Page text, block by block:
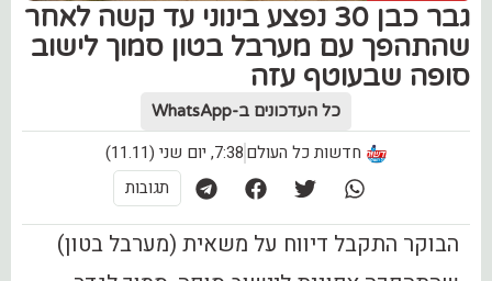
גבר כבן 30 נפצע בינוני עד קשה לאחר
שהתהפך עם מערבל בטון סמוך לישוב
סופה שבעוטף עזה
כל העדכונים ב-WhatsApp
חדשות כל העולם7:38, יום שני (11.11)
תגובות
הבוקר התקבל דיווח על משאית (מערבל בטון)